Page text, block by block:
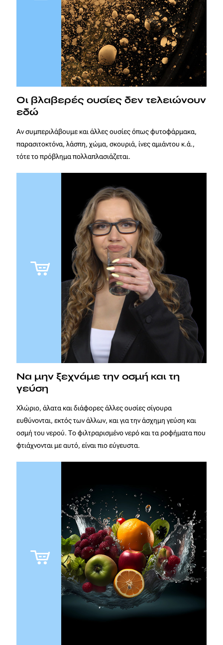
Οι βλαβερές ουσίες δεν τελειώνουν
εδώ
Αν συμπεριλάβουμε και άλλες ουσίες όπως φυτοφάρμακα,
παρασιτοκτόνα, λάσπη, χώμα, σκουριά, ίνες αμιάντου κ.ά.,
τότε το πρόβλημα πολλαπλασιάζεται.
Να μην ξεχνάμε την οσμή και τη
γεύση
Χλώριο, άλατα και διάφορες άλλες ουσίες σίγουρα
ευθύνονται, εκτός των άλλων, και για την άσχημη γεύση και
οσμή του νερού. Το φιλτραρισμένο νερό και τα ροφήματα που
φτιάχνονται με αυτό, είναι πιο εύγευστα.